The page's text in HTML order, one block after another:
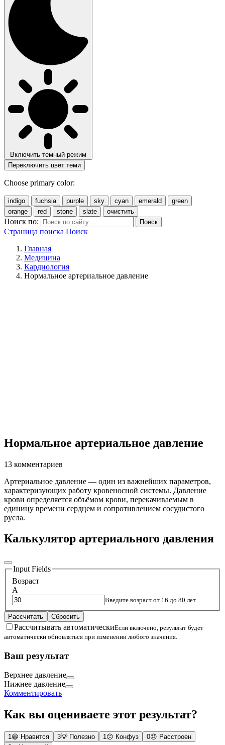
Включить темный режим
Переключить цвет теми
Choose primary color:
indigo fuchsia purple sky cyan emerald
green
orange
red stone slate очистить
Поиск по: Поиск
Страница поиска Поиск
Главная
Медицина
Кардиология
Нормальное артериальное давление
Нормальное артериальное давление
13 комментариев
Артериальное давление — один из важнейших параметров,
характеризующих работу кровеносной системы. Давление
крови определяется объёмом крови, перекачиваемым в
единицу времени сердцем и сопротивлением сосудистого
русла.
Калькулятор артериального давления
Input Fields
Возраст
A
Введите возраст от 16 до 80 лет
Рассчитать Сбросить
Рассчитывать автоматическиЕсли включено, результат будет
автоматически обновляться при изменении любого значения.
Ваш результат
Верхнее давление
Нижнее давление
Комментировать
Как вы оцениваете этот результат?
1😀 Нравится 3💡 Полезно 1😕 Конфуз 0😞 Расстроен